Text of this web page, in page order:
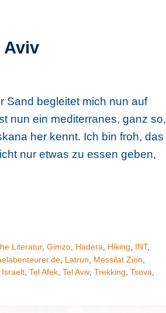
Aviv
Sand begleitet mich nun auf
nun ein mediterranes, ganz so,
her kennt. Ich bin froh, das
nur etwas zu essen geben,
Literatur, Gimzo, Hadera Hiking INT,
, Latrun Messilat Zion
Israelt, Tel Afek, Tel Aviv, Trekking Tsova